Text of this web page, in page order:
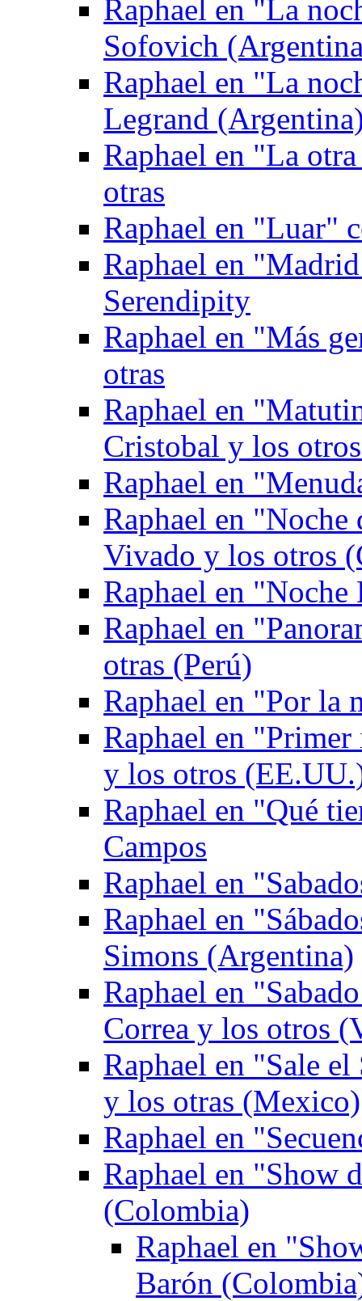
Raphael en "La
Sofovich
Raphael en "La
Legrand
Raphael en "La
otras
Raphael en "Luar"
Raphael en
Serendipity
Raphael en "Más
otras
Raphael en
Cristobal y los
Raphael en
Raphael en
Vivado y los otros
Raphael en "Noche
Raphael en
otras (Perú)
Raphael en "Por la
Raphael en
y los otros
Raphael en "Qué
Campos
Raphael en
Raphael en
Simons (Argentina)
Raphael en
Correa y los otros
Raphael en "Sale
y los otras (Mexico)
Raphael en
Raphael en "Show
(Colombia)
Raphael en
Barón